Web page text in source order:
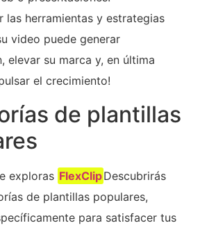
las herramientas y estrategias
video puede generar
elevar su marca y, en última
el crecimiento!
de plantillas
exploras FlexClipDescubrirás
de plantillas populares,
para satisfacer tus